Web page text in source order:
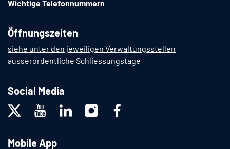
Wichtige Telefonnummern
Öffnungszeiten
siehe unter den jeweiligen Verwaltungsstellen
ausserordentliche Schliessungstage
Social Media
Mobile App